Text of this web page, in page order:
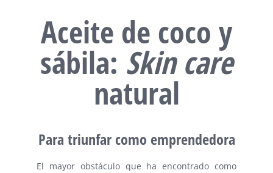
Aceite de coco y
sábila: Skin care
natural
Para triunfar como emprendedora
El mayor obstáculo que ha encontrado como